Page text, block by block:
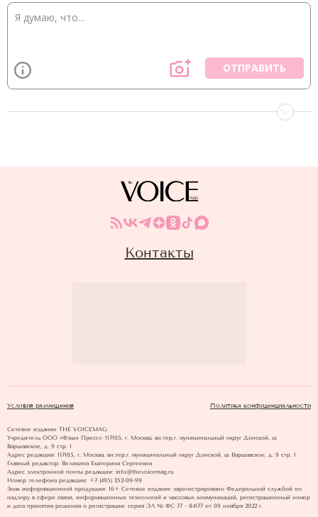
ОТПРАВИТЬ
Контакты
Условия размещения Политика конфиденциальности
Сетевое издание THE VOICEMAG
Учредитель ООО «Фэшн Пресс»: 117105, г. Москва, вн.тер.г. муниципальный округ Донской, ш
Варшавское, д. 9 стр. 1
Адрес редакции: 117105, г. Москва, вн.тер.г. муниципальный округ Донской, ш Варшавское, д. 9 стр. 1
Главный редактор: Великина Екатерина Сергеевна
Адрес электронной почты редакции: info@thevoicemag.ru
Номер телефона редакции: +7 (495) 252-09-99
Знак информационной продукции: 16+ Cетевое издание зарегистрировано Федеральной службой по
надзору в сфере связи, информационных технологий и массовых коммуникаций, регистрационный номер
и дата принятия решения о регистрации: серия ЭЛ № ФС 77 - 84177 от 09 ноября 2022 г.